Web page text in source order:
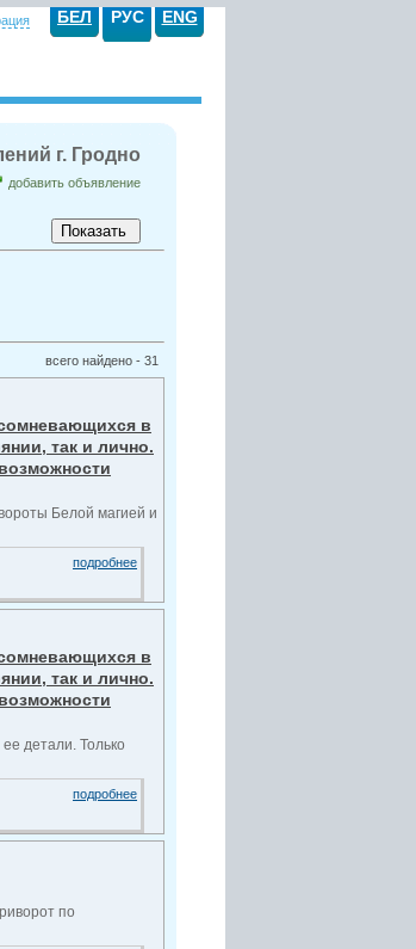
БЕЛ РУС ENG
г. Гродно
добавить объявление
всего найдено - 31
в
так и лично.
Белой магией и
подробнее
в
так и лично.
детали. Только
подробнее
по